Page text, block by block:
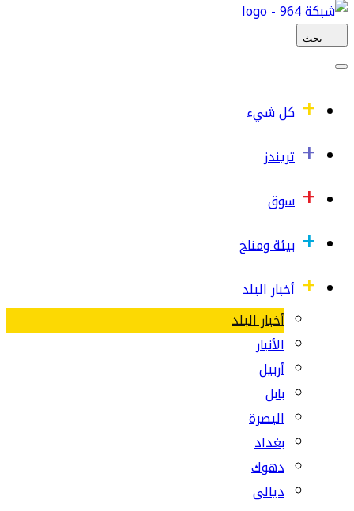
بحث
كل شيء
تريندز
سوق
بيئة ومناخ
أخبار البلد
أخبار البلد
الأنبار
أربيل
بابل
البصرة
بغداد
دهوك
ديالى